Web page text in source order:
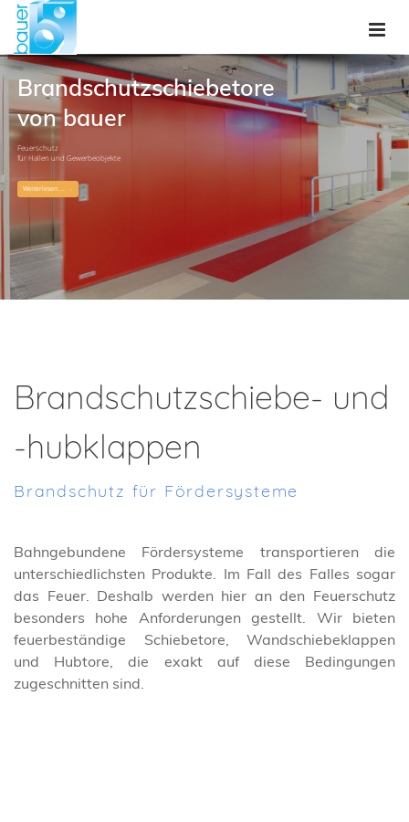
Brandschutzschiebetore
von bauer
Feuerschutz
für Hallen und Gewerbeobjekte
Weiterlesen ...
Brandschutzschiebe- und
-hubklappen
Brandschutz für Fördersysteme
Bahngebundene Fördersysteme transportieren die
unterschiedlichsten Produkte. Im Fall des Falles sogar
das Feuer. Deshalb werden hier an den Feuerschutz
besonders hohe Anforderungen gestellt. Wir bieten
feuerbeständige Schiebetore, Wandschiebeklappen
und Hubtore, die exakt auf diese Bedingungen
zugeschnitten sind.